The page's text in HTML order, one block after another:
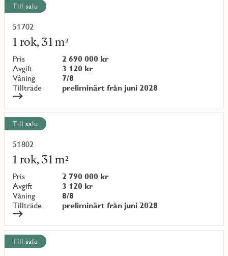
Till salu
51702
1 rok, 31 m²
Pris
2 690 000 kr
Avgift
3 120 kr
Våning
7/8
Tillträde
preliminärt från juni 2028
Läs
mer
om
objekt
{objectNumber}
Till salu
51802
1 rok, 31 m²
Pris
2 790 000 kr
Avgift
3 120 kr
Våning
8/8
Tillträde
preliminärt från juni 2028
Läs
mer
om
objekt
{objectNumber}
Till salu